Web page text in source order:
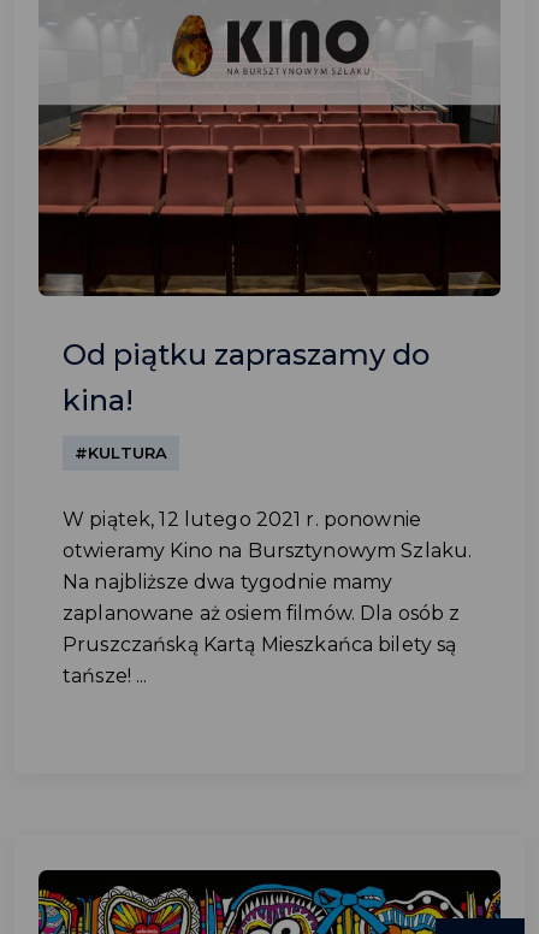
Od piątku zapraszamy do
kina!
#KULTURA
W piątek, 12 lutego 2021 r. ponownie
otwieramy Kino na Bursztynowym Szlaku.
Na najbliższe dwa tygodnie mamy
zaplanowane aż osiem filmów. Dla osób z
Pruszczańską Kartą Mieszkańca bilety są
tańsze! ...